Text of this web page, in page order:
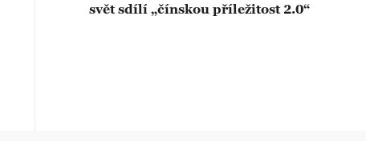
svět sdílí „čínskou příležitost 2.0“